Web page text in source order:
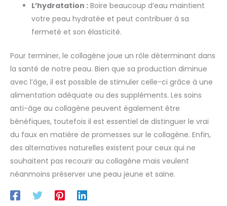
L’hydratation : Boire beaucoup d’eau maintient
votre peau hydratée et peut contribuer à sa
fermeté et son élasticité.
Pour terminer, le collagène joue un rôle déterminant dans
la santé de notre peau. Bien que sa production diminue
avec l’âge, il est possible de stimuler celle-ci grâce à une
alimentation adéquate ou des suppléments. Les soins
anti-âge au collagène peuvent également être
bénéfiques, toutefois il est essentiel de distinguer le vrai
du faux en matière de promesses sur le collagène. Enfin,
des alternatives naturelles existent pour ceux qui ne
souhaitent pas recourir au collagène mais veulent
néanmoins préserver une peau jeune et saine.